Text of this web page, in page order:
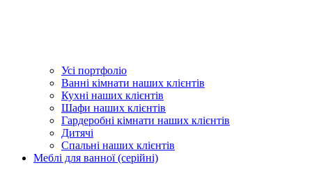
Усі портфоліо
Ванні кімнати наших клієнтів
Кухні наших клієнтів
Шафи наших клієнтів
Гардеробні кімнати наших клієнтів
Дитячі
Спальні наших клієнтів
Меблі для ванної (серійні)